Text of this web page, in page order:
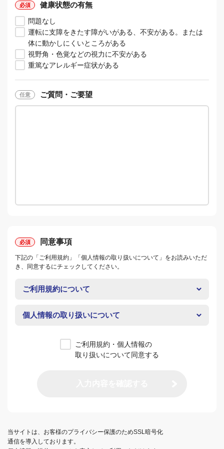
健康状態の有無
問題なし
運転に支障をきたす障がいがある、不安がある。または
体に動かしにくいところがある
視野角・色覚などの視力に不安がある
重篤なアレルギー症状がある
ご質問・ご要望
同意事項
下記の「ご利用規約」「個人情報の取り扱いについて」をお読みいただ
き、同意するにチェックしてください。
ご利用規約について
個人情報の取り扱いについて
ご利用規約・個人情報の
取り扱いについて同意する
当サイトは、お客様のプライバシー保護のためSSL暗号化
通信を導入しております。